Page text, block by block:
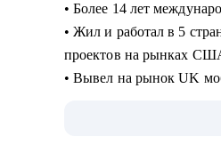
• Более 14 лет
• Жил и работал в 5
проектов на рынках
• Вывел на рынок UK
• Сейчас CEO и